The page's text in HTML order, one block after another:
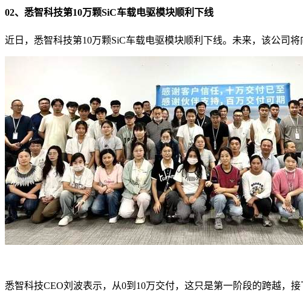
02、悉智科技第10万颗SiC车载电驱模块顺利下线
近日，悉智科技第10万颗SiC车载电驱模块顺利下线。未来，该公司将
悉智科技CEO刘波表示，从0到10万交付，这只是第一阶段的跨越，